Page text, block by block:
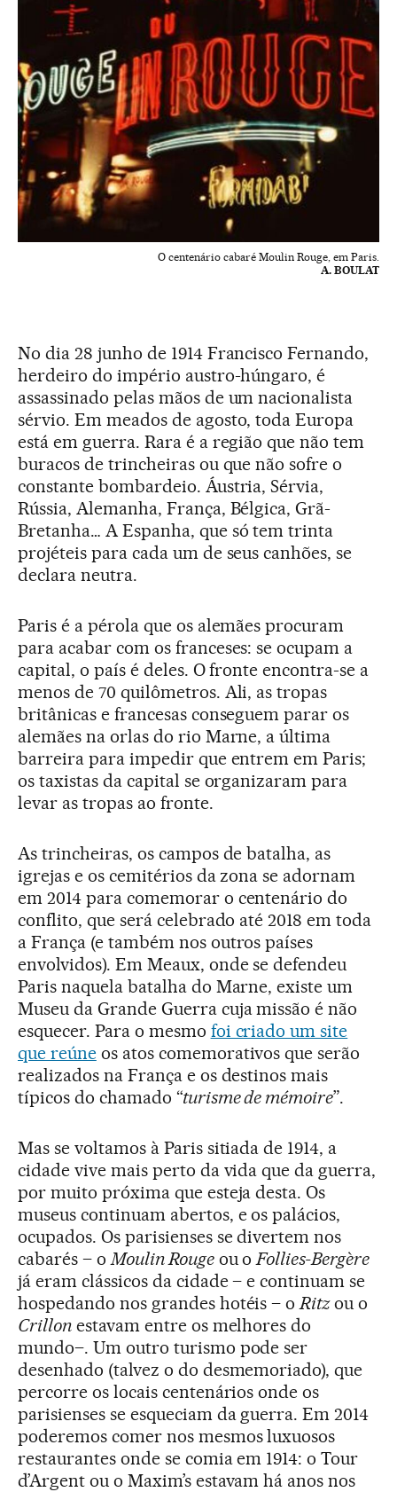
O centenário cabaré Moulin Rouge, em Paris.
A. BOULAT
No dia 28 junho de 1914 Fran­­cisco Fernando,
herdeiro do império austro-húngaro, é
assassinado pelas mãos de um nacionalista
sérvio. Em meados de agosto, toda Europa
está em guerra. Rara é a região que não tem
buracos de trincheiras ou que não sofre o
constante bombardeio. Áustria, Sérvia,
Rússia, Alemanha, França, Bélgica, Grã-
Bretanha… A Espanha, que só tem trinta
projéteis para cada um de seus canhões, se
declara neutra.
Paris é a pérola que os alemães procuram
para acabar com os franceses: se ocupam a
capital, o país é deles. O fronte encontra-se a
menos de 70 quilômetros. Ali, as tropas
britânicas e francesas conseguem parar os
alemães na orlas do rio Marne, a última
barreira para impedir que entrem em Paris;
os taxistas da capital se organizaram para
levar as tropas ao fronte.
As trincheiras, os campos de batalha, as
igrejas e os cemitérios da zona se adornam
em 2014 para comemorar o centenário do
conflito, que será celebrado até 2018 em toda
a França (e também nos outros países
envolvidos). Em Meaux, onde se defendeu
Paris naquela batalha do Marne, existe um
Museu da Grande Guerra cuja missão é não
esquecer. Para o mesmo foi criado um site
que reúneos atos comemorativos que serão
realizados na França e os destinos mais
típicos do chamado “turisme de mémoire”.
Mas se voltamos à Paris sitiada de 1914, a
cidade vive mais perto da vida que da guerra,
por muito próxima que esteja desta. Os
museus continuam abertos, e os palácios,
ocupados. Os parisienses se divertem nos
cabarés – oMoulin Rougeou oFollies-Bergère
já eram clássicos da cidade – e continuam se
hospedando nos grandes hotéis – oRitzou o
Crillonestavam entre os melhores do
mundo–. Um outro turismo pode ser
desenhado (talvez o do desmemoriado), que
percorre os locais centenários onde os
parisienses se esqueciam da guerra. Em 2014
poderemos comer nos mesmos luxuosos
restaurantes onde se comia em 1914: o Tour
d’Argent ou o Maxim’s estavam há anos nos